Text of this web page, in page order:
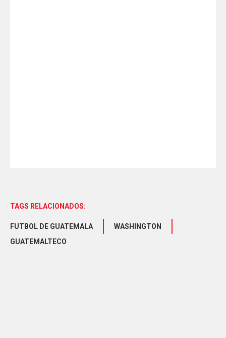
TAGS RELACIONADOS:
FUTBOL DE GUATEMALA
WASHINGTON
GUATEMALTECO